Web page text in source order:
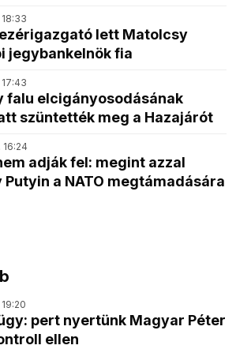
lett Matolcsy
jegybankelnök fia
falu elcigányosodásának
szüntették meg a Hazajárót
16:24
adják fel: megint azzal
a NATO megtámadására
pert nyertünk Magyar Péter
ellen